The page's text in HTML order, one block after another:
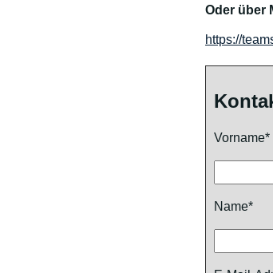
Oder über
https://
Vorname*
Name*